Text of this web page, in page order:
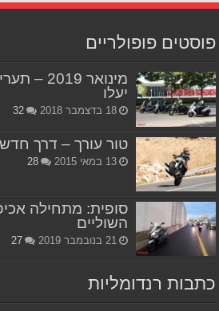
פוסטים פופולריים
מינואר
יעלו
18 בדצמבר 2018 32
טור עורך – דרך
13 במאי 2015 28
סופית: מתחילה
השוליים
21 בנובמבר 2019 27
כתבות רנדומליות